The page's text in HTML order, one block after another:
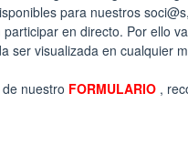
para nuestros
en directo. Por ello
ser visualizada en cualquier
nuestro FORMULARIO ,